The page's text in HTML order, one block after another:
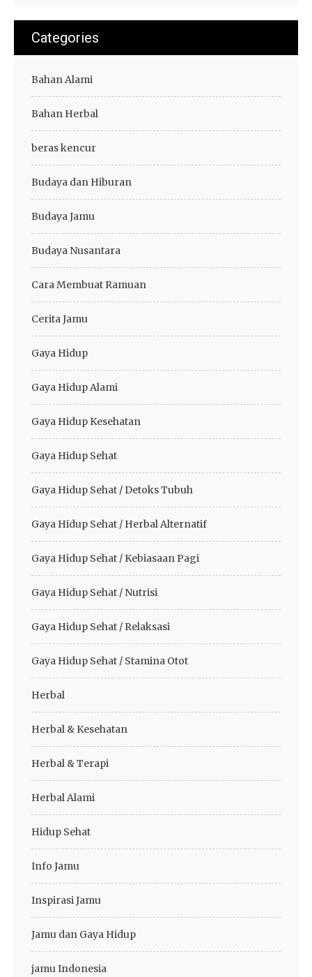
Categories
Bahan Alami
Bahan Herbal
beras kencur
Budaya dan Hiburan
Budaya Jamu
Budaya Nusantara
Cara Membuat Ramuan
Cerita Jamu
Gaya Hidup
Gaya Hidup Alami
Gaya Hidup Kesehatan
Gaya Hidup Sehat
Gaya Hidup Sehat / Detoks Tubuh
Gaya Hidup Sehat / Herbal Alternatif
Gaya Hidup Sehat / Kebiasaan Pagi
Gaya Hidup Sehat / Nutrisi
Gaya Hidup Sehat / Relaksasi
Gaya Hidup Sehat / Stamina Otot
Herbal
Herbal & Kesehatan
Herbal & Terapi
Herbal Alami
Hidup Sehat
Info Jamu
Inspirasi Jamu
Jamu dan Gaya Hidup
jamu Indonesia